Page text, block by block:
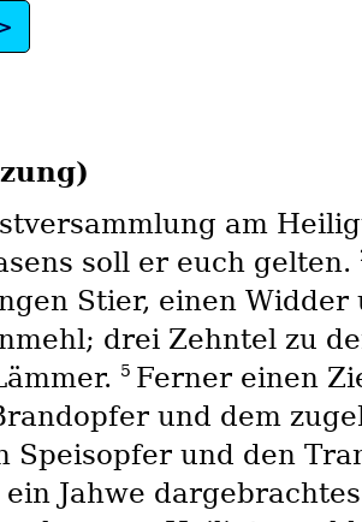
am
soll er euch gelten.
Stier, einen Widder
drei Zehntel zu
5 Ferner einen
und dem
und den
Jahwe